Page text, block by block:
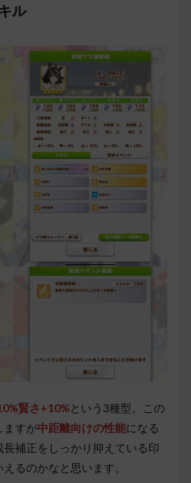
ル
賢さ+10%という3種型。この
ますが中距離向けの性能になる
補正をしっかり抑えている印
るのかなと思います。